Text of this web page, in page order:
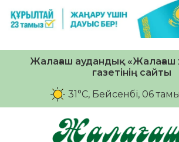
Жалағаш аудандық
газетінің сайты
31°C, Бейсенбі, 06